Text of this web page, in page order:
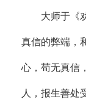
大师于《劝
真信的弊端，
心，苟无真信
人，报生善处